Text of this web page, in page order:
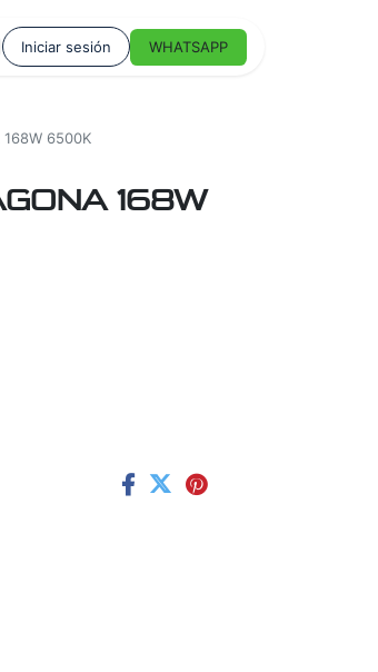
Iniciar sesión WHATSAPP
168W 6500K
168W